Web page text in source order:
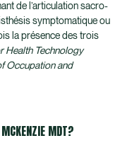
de l’articulation sacro-
symptomatique ou
la présence des trois
Health Technology
Occupation and
MDT?